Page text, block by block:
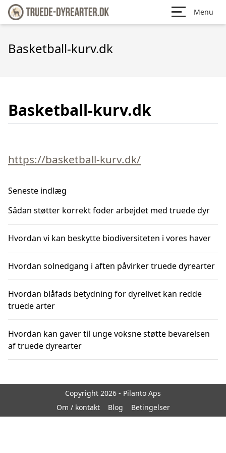
Menu
Basketball-kurv.dk
Basketball-kurv.dk
https://basketball-kurv.dk/
Seneste indlæg
Sådan støtter korrekt foder arbejdet med truede dyr
Hvordan vi kan beskytte biodiversiteten i vores haver
Hvordan solnedgang i aften påvirker truede dyrearter
Hvordan blåfads betydning for dyrelivet kan redde
truede arter
Hvordan kan gaver til unge voksne støtte bevarelsen
af truede dyrearter
Copyright 2026 - Pilanto Aps
Om / kontakt
Blog Betingelser